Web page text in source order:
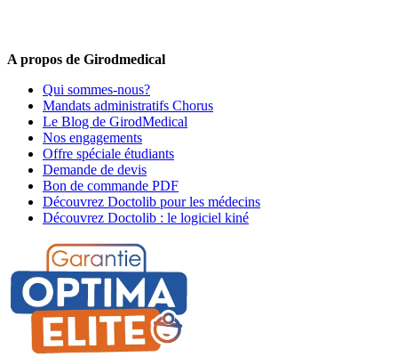
A propos de Girodmedical
Qui sommes-nous?
Mandats administratifs Chorus
Le Blog de GirodMedical
Nos engagements
Offre spéciale étudiants
Demande de devis
Bon de commande PDF
Découvrez Doctolib pour les médecins
Découvrez Doctolib : le logiciel kiné